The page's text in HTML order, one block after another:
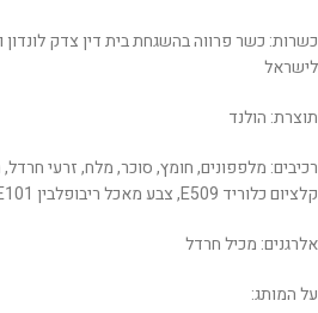
כשרות: כשר פרווה בהשגחת בית דין צדק
לישראל
תוצרת: הולנד
רכיבים: מלפפונים, חומץ, סוכר, מלח, זרעי
קלציום כלוריד E509, צבע מאכל ריבופלבין E101
אלרגנים: מכיל חרדל
על המותג: